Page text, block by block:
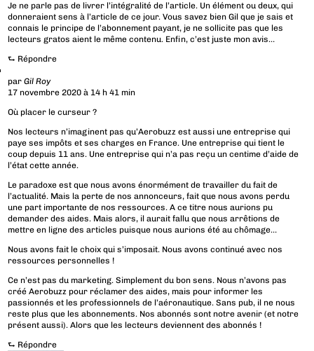
Je ne parle pas de livrer l’intégralité de l’article. Un élément ou deux, qui
donneraient sens à l’article de ce jour. Vous savez bien Gil que je sais et
connais le principe de l’abonnement payant, je ne sollicite pas que les
lecteurs gratos aient le même contenu. Enfin, c’est juste mon avis…
⮑ Répondre
parGil Roy
17 novembre 2020 à 14 h 41 min
Où placer le curseur ?
Nos lecteurs n’imaginent pas qu’Aerobuzz est aussi une entreprise qui
paye ses impôts et ses charges en France. Une entreprise qui tient le
coup depuis 11 ans. Une entreprise qui n’a pas reçu un centime d’aide de
l’état cette année.
Le paradoxe est que nous avons énormément de travailler du fait de
l’actualité. Mais la perte de nos annonceurs, fait que nous avons perdu
une part importante de nos ressources. A ce titre nous aurions pu
demander des aides. Mais alors, il aurait fallu que nous arrêtions de
mettre en ligne des articles puisque nous aurions été au chômage…
Nous avons fait le choix qui s’imposait. Nous avons continué avec nos
ressources personnelles !
Ce n’est pas du marketing. Simplement du bon sens. Nous n’avons pas
créé Aerobuzz pour réclamer des aides, mais pour informer les
passionnés et les professionnels de l’aéronautique. Sans pub, il ne nous
reste plus que les abonnements. Nos abonnés sont notre avenir (et notre
présent aussi). Alors que les lecteurs deviennent des abonnés !
⮑ Répondre